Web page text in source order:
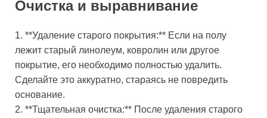
Очистка и выравнивание
1. **Удаление старого покрытия:** Если на полу
лежит старый линолеум, ковролин или другое
покрытие, его необходимо полностью удалить.
Сделайте это аккуратно, стараясь не повредить
основание.
2. **Тщательная очистка:** После удаления старого